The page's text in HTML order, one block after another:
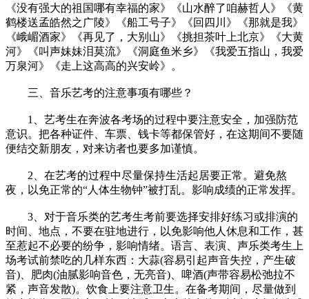
《没有强大的祖国哪有幸福的家》《山水醉了咱赫哲人》《黄
鹤楼送孟皓然之广陵》《船工号子》《回四川》《那就是我》
《峨嵋酒家》《再见了，大别山》《挑担茶叶上北京》《大黄
河》《叫声妹妹泪莫流》《洞庭鱼米乡》《我爱五指山，我爱
万泉河》《走上这高高的兴安岭》。
三、音乐艺考的注意事项有哪些？
1、艺考生在奔波各考场的过程中要注意安全，加强防范
意识。把各种证件、车票、钱卡等都保管好，在这期间不要随
便结交新朋友，对来访者也要多加谨慎。
2、在艺考的过程中尽量保持生活起居要正常。避免熬
夜，以免正常的“人体生物钟”被打乱。影响成绩的正常发挥。
3、对于音乐类的艺考生考前要选择安排好练习或排演的
时间、地点，不要在驻地进行，以免影响他人休息和工作，甚
至惹起不必要的纷争，影响情绪。语言、表演、声乐类考生上
场考试前禁吃的几样东西：大蒜(容易引起声音失控，产生破
音)、肥肉(油腻影响音色，无亮音)、啤酒(声带容易松弛拉不
紧，声音发散)。饮食上要注意卫生。在备考期间，尽量做到